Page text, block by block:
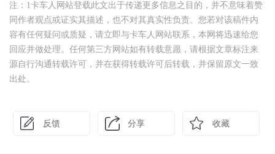
注：1卡车人网站登载此文出于传递更多信息之目的，并不意味着赞
同作者观点或证实其描述，也不对其真实性负责。您若对该稿件内
容有任何疑问或质疑，请立即与卡车人网站联系，本网将迅速给您
回应并做处理。任何第三方网站如有转载意愿，请根据文章标注来
源自行沟通转载许可，并在获得转载许可后转载，并保留原文一致
出处。
反馈 分享 收藏